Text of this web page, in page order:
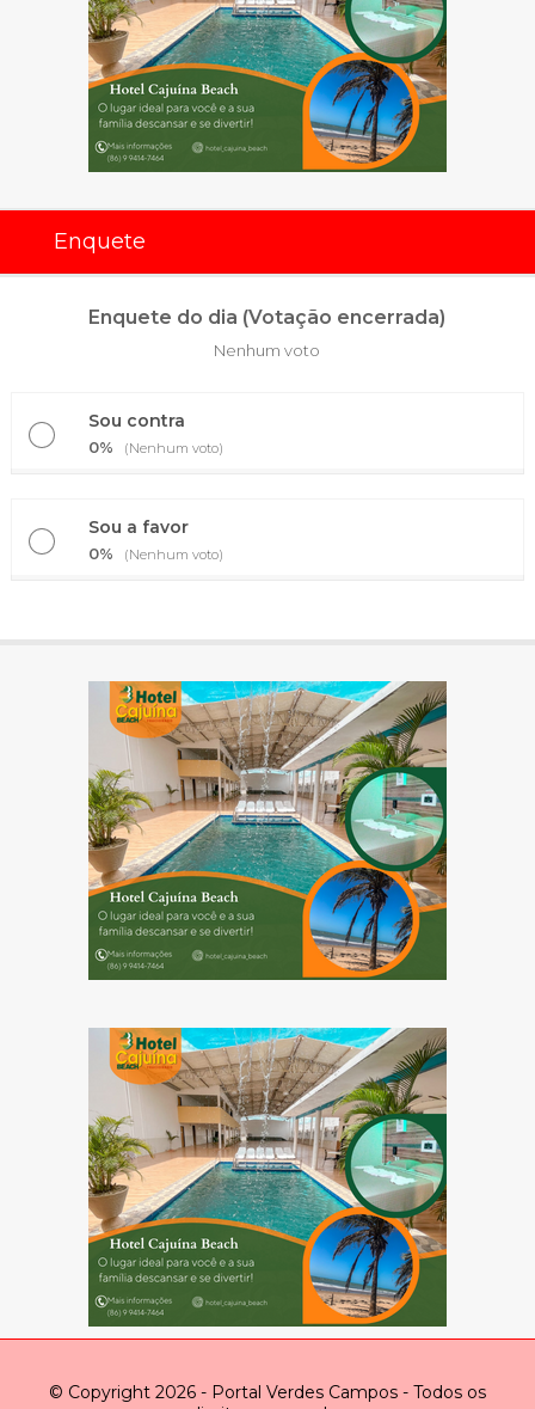
Enquete
Enquete do dia (Votação encerrada)
Nenhum voto
Sou contra
0% (Nenhum voto)
Sou a favor
0% (Nenhum voto)
© Copyright 2026 - Portal Verdes Campos - Todos os